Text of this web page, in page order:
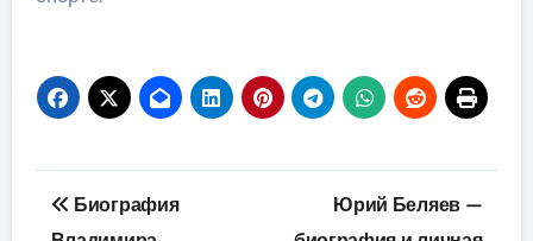
Навигация
Биография
Юрий Беляев —